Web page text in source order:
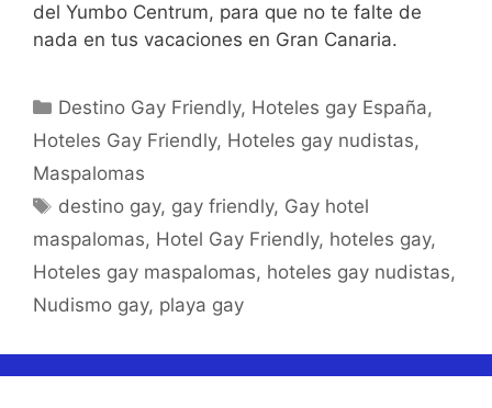
del Yumbo Centrum, para que no te falte de
nada en tus vacaciones en Gran Canaria.
Categorías
Destino Gay Friendly, Hoteles gay España,
Hoteles Gay Friendly, Hoteles gay nudistas,
Maspalomas
Etiquetas
destino gay, gay friendly, Gay hotel
maspalomas, Hotel Gay Friendly, hoteles gay,
Hoteles gay maspalomas, hoteles gay nudistas,
Nudismo gay, playa gay